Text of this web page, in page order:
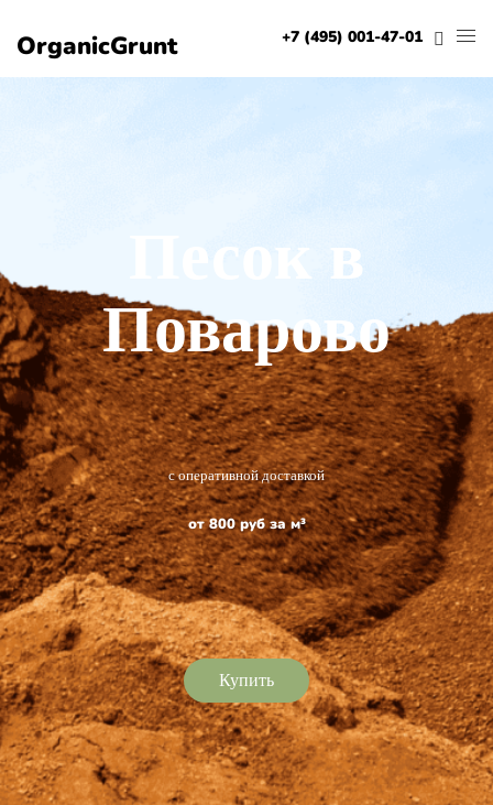
OrganicGrunt +7 (495) 001-47-01
Песок в
Поварово
с оперативной доставкой
от 800 руб за м³
Купить